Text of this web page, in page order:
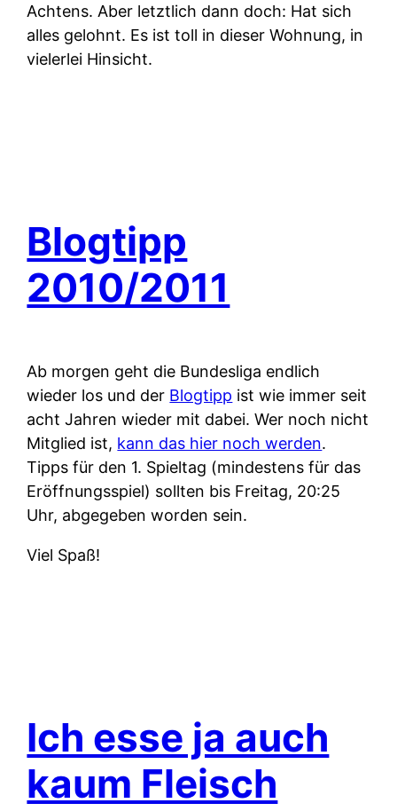
Achtens. Aber letztlich dann doch: Hat sich
alles gelohnt. Es ist toll in dieser Wohnung, in
vielerlei Hinsicht.
Blogtipp
2010/2011
Ab morgen geht die Bundesliga endlich
wieder los und der Blogtipp ist wie immer seit
acht Jahren wieder mit dabei. Wer noch nicht
Mitglied ist, kann das hier noch werden.
Tipps für den 1. Spieltag (mindestens für das
Eröffnungsspiel) sollten bis Freitag, 20:25
Uhr, abgegeben worden sein.
Viel Spaß!
Ich esse ja auch
kaum Fleisch